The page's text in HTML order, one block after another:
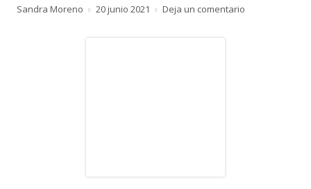
Autor
Sandra Moreno
Publicado
20 junio 2021 Deja un comentario